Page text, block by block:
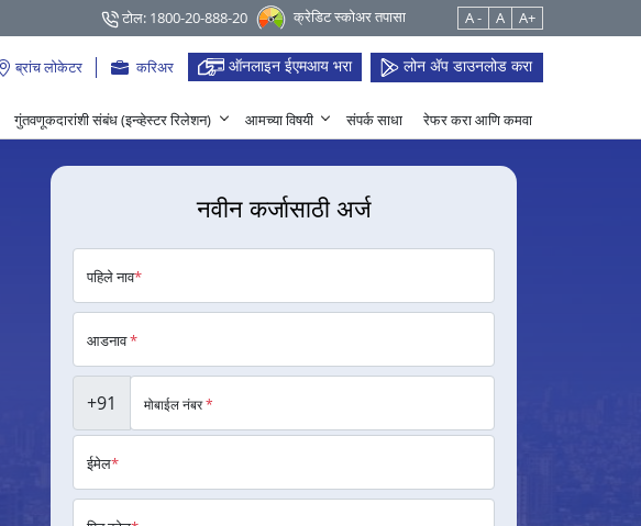
टोल: 1800-20-888-20 क्रेडिट स्कोअर तपासा A - A A+
ब्रांच लोकेटर करिअर ऑनलाइन ईएमआय भरा लोन ॲप डाउनलोड करा
गुंतवणूकदारांशी संबंध (इन्व्हेस्टर रिलेशन) आमच्या विषयी संपर्क साधा रेफर करा आणि कमवा
नवीन कर्जासाठी अर्ज
पहिले नाव*
आडनाव*
+91 मोबाईल नंबर*
ईमेल*